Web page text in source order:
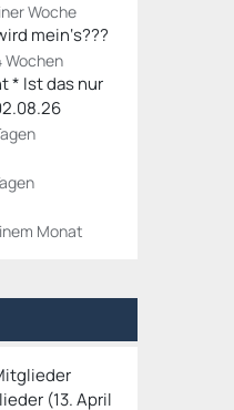
Woche
mein‘s???
Wochen
* Ist das nur
Monat
(13. April